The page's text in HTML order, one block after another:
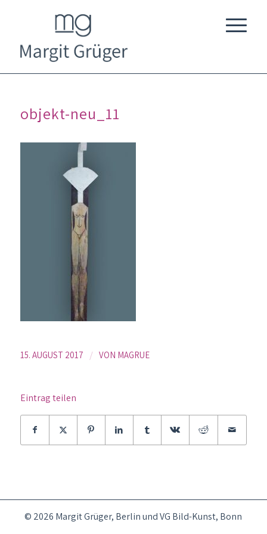
objekt-neu_11
15. AUGUST 2017 / VON MAGRUE
Eintrag teilen
© 2026 Margit Grüger, Berlin und VG Bild-Kunst, Bonn